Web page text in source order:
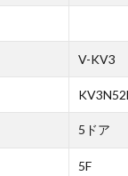
V-KV3
5ドア
5F